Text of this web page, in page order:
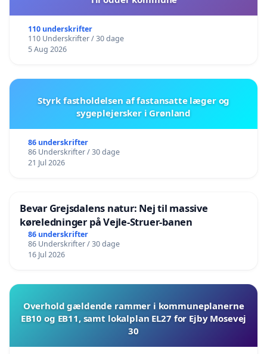
110 underskrifter
110 Underskrifter / 30 dage
5 Aug 2026
Styrk fastholdelsen af fastansatte læger og
sygeplejersker i Grønland
86 underskrifter
86 Underskrifter / 30 dage
21 Jul 2026
Bevar Grejsdalens natur: Nej til massive
køreledninger på Vejle-Struer-banen
86 underskrifter
86 Underskrifter / 30 dage
16 Jul 2026
Overhold gældende rammer i kommuneplanerne
EB10 og EB11, samt lokalplan EL27 for Ejby Mosevej
30